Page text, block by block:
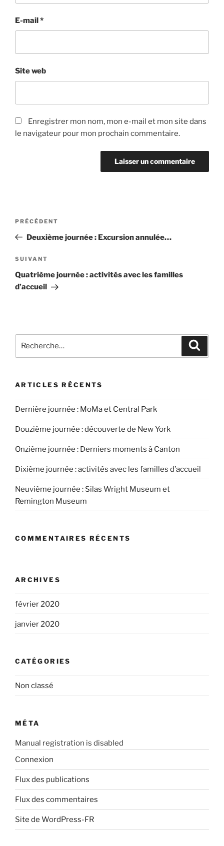
E-mail *
Site web
Enregistrer mon nom, mon e-mail et mon site dans
le navigateur pour mon prochain commentaire.
Navigation
l’article
Article
précédent
PRÉCÉDENT
Deuxième journée : Excursion annulée…
Article
suivant
SUIVANT
Quatrième journée : activités avec les familles
d’accueil
pour
ARTICLES RÉCENTS
Dernière journée : MoMa et Central Park
Douzième journée : découverte de New York
Onzième journée : Derniers moments à Canton
Dixième journée : activités avec les familles d’accueil
Neuvième journée : Silas Wright Museum et
Remington Museum
COMMENTAIRES RÉCENTS
ARCHIVES
février 2020
janvier 2020
CATÉGORIES
Non classé
MÉTA
Manual registration is disabled
Connexion
Flux des publications
Flux des commentaires
Site de WordPress-FR